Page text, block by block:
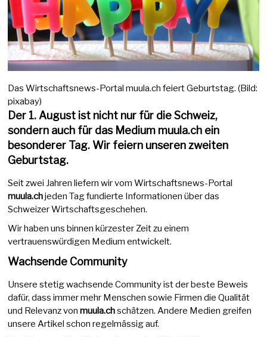
Das Wirtschaftsnews-Portal muula.ch feiert Geburtstag. (Bild:
pixabay)
Der 1. August ist nicht nur für die Schweiz,
sondern auch für das Medium muula.ch ein
besonderer Tag. Wir feiern unseren zweiten
Geburtstag.
Seit zwei Jahren liefern wir vom Wirtschaftsnews-Portal
muula.chjeden Tag fundierte Informationen über das
Schweizer Wirtschaftsgeschehen.
Wir haben uns binnen kürzester Zeit zu einem
vertrauenswürdigen Medium entwickelt.
Wachsende Community
Unsere stetig wachsende Community ist der beste Beweis
dafür, dass immer mehr Menschen sowie Firmen die Qualität
und Relevanz vonmuula.chschätzen. Andere Medien greifen
unsere Artikel schon regelmässig auf.